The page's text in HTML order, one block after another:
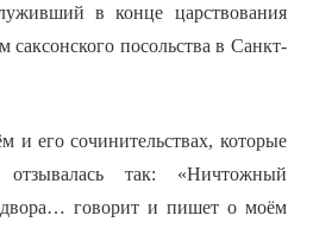
в конце царствования
саксонского посольства в Санкт-
и его сочинительствах, которые
так: «Ничтожный
двора… говорит и пишет о моём